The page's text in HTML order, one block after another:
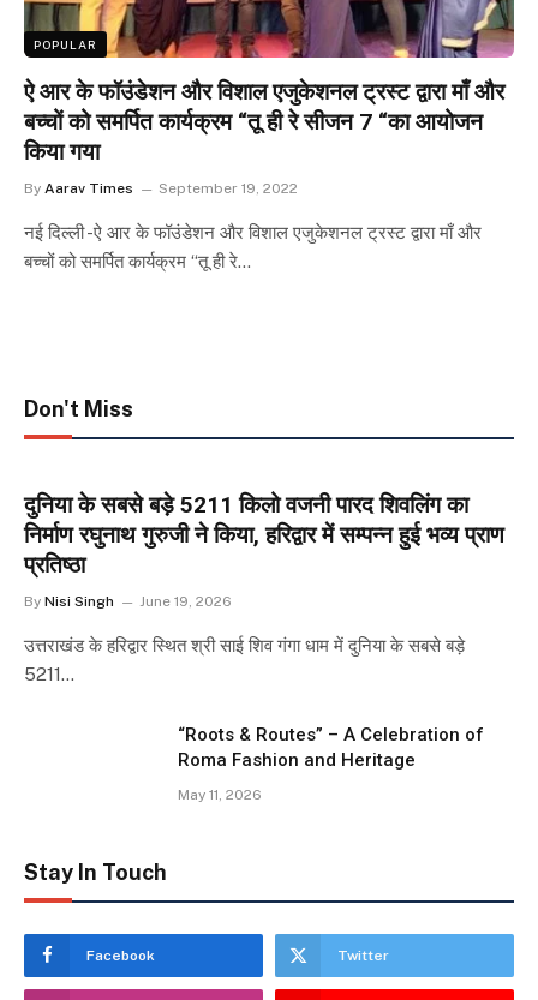
POPULAR
ऐ आर के फॉउंडेशन और विशाल एजुकेशनल ट्रस्ट द्वारा माँ और
बच्चों को समर्पित कार्यक्रम “तू ही रे सीजन 7 “का आयोजन
किया गया
By Aarav Times September 19, 2022
नई दिल्ली -ऐ आर के फॉउंडेशन और विशाल एजुकेशनल ट्रस्ट द्वारा माँ और
बच्चों को समर्पित कार्यक्रम “तू ही रे…
Don't Miss
दुनिया के सबसे बड़े 5211 किलो वजनी पारद शिवलिंग का
निर्माण रघुनाथ गुरुजी ने किया, हरिद्वार में सम्पन्न हुई भव्य प्राण
प्रतिष्ठा
By Nisi Singh June 19, 2026
उत्तराखंड के हरिद्वार स्थित श्री साई शिव गंगा धाम में दुनिया के सबसे बड़े
5211…
“Roots & Routes” – A Celebration of
Roma Fashion and Heritage
May 11, 2026
Stay In Touch
Facebook Twitter